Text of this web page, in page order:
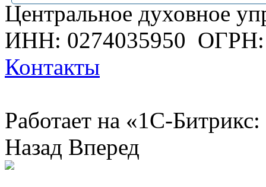
Центральное духовное
ИНН: 0274035950 ОГРН:
Контакты
Работает на «1С-
Назад Вперед